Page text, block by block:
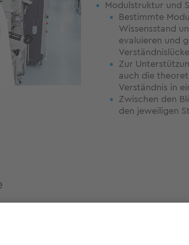
Modulstruktur und
Bestimmte
Wissensstand
evaluieren und
Zur
auch die
Verständnis in
Zwischen den
den jeweiligen
alle wesentlichen Fertigkeiten für die
von SMT-Baugruppen.
trainiert werden.